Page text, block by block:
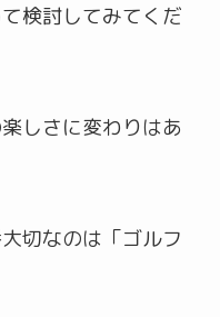
検討してみてくだ
しさに変わりはあ
切なのは「ゴルフ